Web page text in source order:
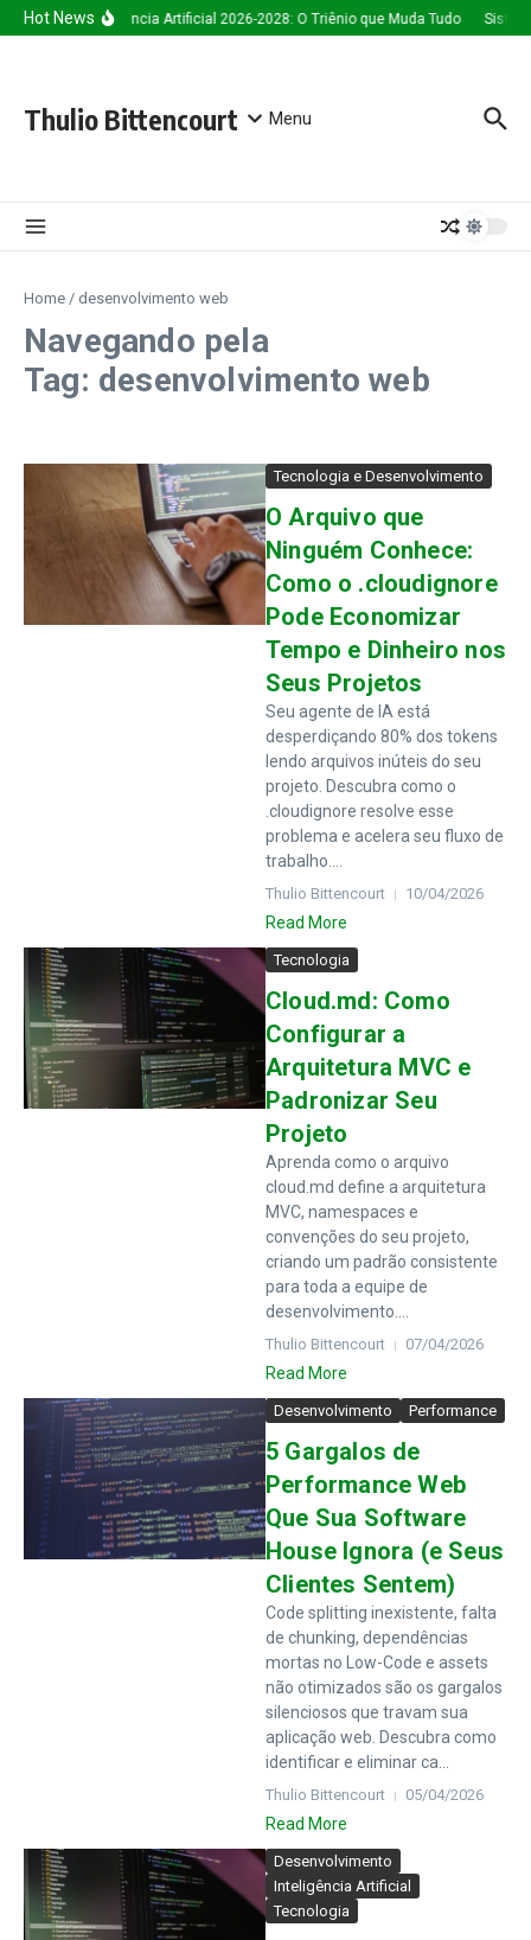
Ir para o conteúdo
Hot NewsInteligência Artificial 2026-2028: O Triênio que Muda Tudo
Thulio Bittencourt Menu
Home / desenvolvimento web
Navegando pela
Tag: desenvolvimento web
Tecnologia e Desenvolvimento
O Arquivo que
Ninguém Conhece:
Como o .cloudignore
Pode Economizar
Tempo e Dinheiro nos
Seus Projetos
Seu agente de IA está
desperdiçando 80% dos tokens
lendo arquivos inúteis do seu
projeto. Descubra como o
.cloudignore resolve esse
problema e acelera seu fluxo de
trabalho....
Thulio Bittencourt 10/04/2026
Read More
Tecnologia
Cloud.md: Como
Configurar a
Arquitetura MVC e
Padronizar Seu
Projeto
Aprenda como o arquivo
cloud.md define a arquitetura
MVC, namespaces e
convenções do seu projeto,
criando um padrão consistente
para toda a equipe de
desenvolvimento....
Thulio Bittencourt 07/04/2026
Read More
Desenvolvimento Performance
5 Gargalos de
Performance Web
Que Sua Software
House Ignora (e Seus
Clientes Sentem)
Code splitting inexistente, falta
de chunking, dependências
mortas no Low-Code e assets
não otimizados são os gargalos
silenciosos que travam sua
aplicação web. Descubra como
identificar e eliminar ca...
Thulio Bittencourt 05/04/2026
Read More
Desenvolvimento
Inteligência Artificial
Tecnologia